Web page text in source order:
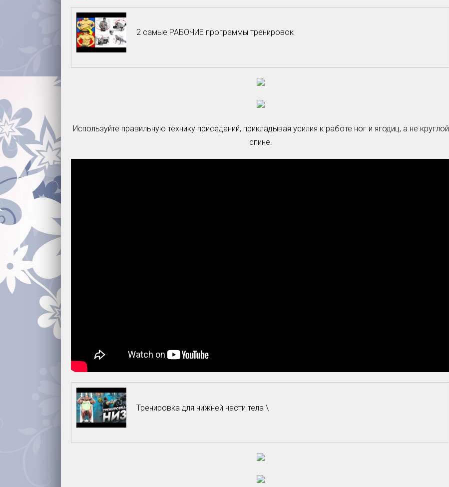
2 самые РАБОЧИЕ программы тренировок
Используйте правильную технику приседаний, прикладывая усилия к работе ног и ягодиц, а не круглой
спине.
Тренировка для нижней части тела \